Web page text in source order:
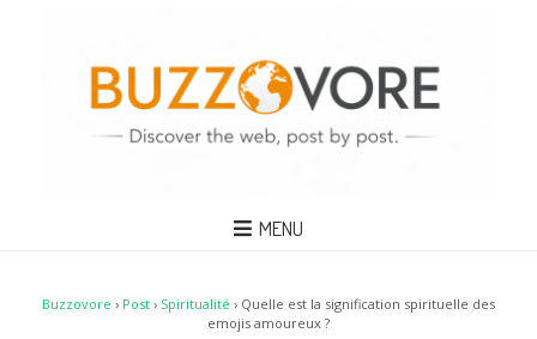
MENU
Buzzovore › Post › Spiritualité › Quelle est la signification spirituelle des
emojis amoureux ?